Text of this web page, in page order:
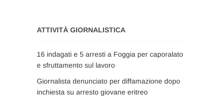
ATTIVITÀ GIORNALISTICA
16 indagati e 5 arresti a Foggia per caporalato
e sfruttamento sul lavoro
Giornalista denunciato per diffamazione dopo
inchiesta su arresto giovane eritreo